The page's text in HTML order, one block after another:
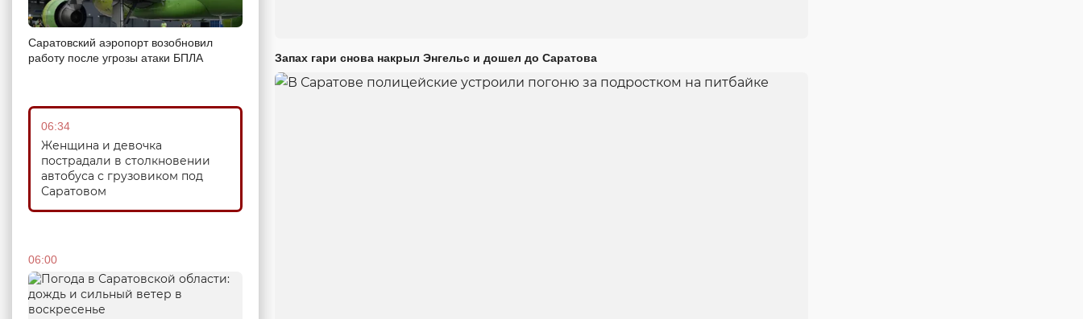
Саратовский аэропорт возобновил
работу после угрозы атаки БПЛА
06:34
Женщина и девочка
пострадали в столкновении
автобуса с грузовиком под
Саратовом
06:00
Запах гари снова накрыл Энгельс и дошел до Саратова